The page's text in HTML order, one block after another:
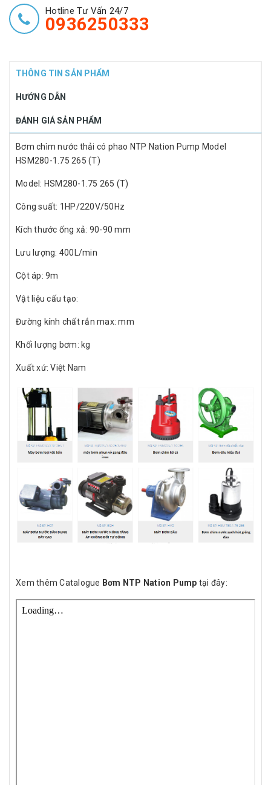
Hotline Tư Vấn 24/7
0936250333
THÔNG TIN SẢN PHẨM
HƯỚNG DẪN
ĐÁNH GIÁ SẢN PHẨM
Bơm chìm nước thải có phao NTP Nation Pump Model
HSM280-1.75 265 (T)
Model: HSM280-1.75 265 (T)
Công suất: 1HP/220V/50Hz
Kích thước ống xả: 90-90 mm
Lưu lượng: 400L/min
Cột áp: 9m
Vật liệu cấu tạo:
Đường kính chất rắn max: mm
Khối lượng bơm: kg
Xuất xứ: Việt Nam
Xem thêm Catalogue Bơm NTP Nation Pump tại đây: